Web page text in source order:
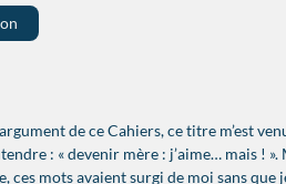
de ce Cahiers, ce titre m’est
: « devenir mère : j’aime… mais !
ces mots avaient surgi de moi sans